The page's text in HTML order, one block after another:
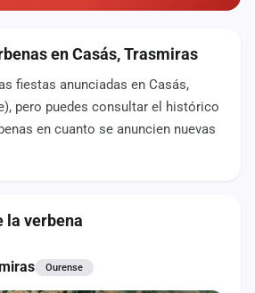
en Casás, Trasmiras
fiestas anunciadas en Casás,
pero puedes consultar el histórico
en cuanto se anuncien nuevas
la verbena
Ourense